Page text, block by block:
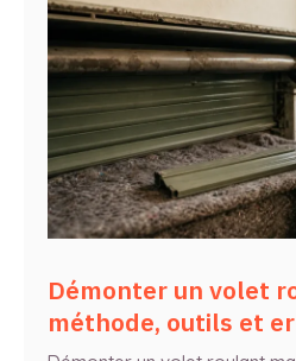
Démonter un volet
méthode, outils et